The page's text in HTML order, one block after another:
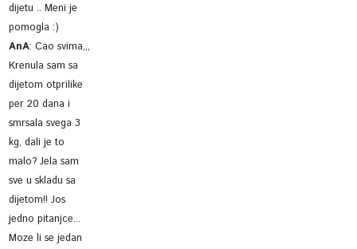
dijetu .. Meni je
pomogla :)
AnA:Cao svima,,,
Krenula sam sa
dijetom otprilike
per 20 dana i
smrsala svega 3
kg, dali je to
malo? Jela sam
sve u skladu sa
dijetom!! Jos
jedno pitanjce...
Moze li se jedan